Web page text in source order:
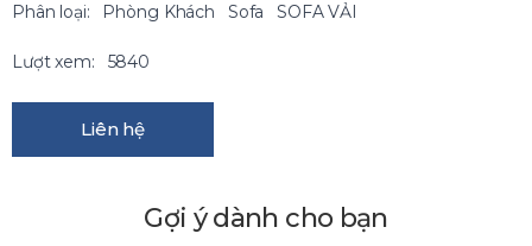
Phân loại: Phòng Khách Sofa SOFA VẢI
Lượt xem: 5840
Liên hệ
Gợi ý dành cho bạn